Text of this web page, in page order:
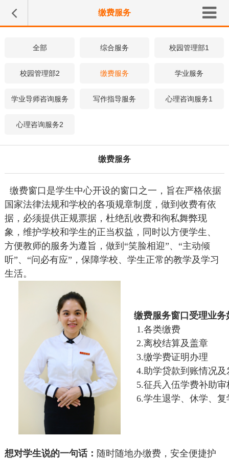
缴费服务
全部 综合服务 校园管理部1
校园管理部2 缴费服务 学业服务
学业导师咨询服务 写作指导服务 心理咨询服务1
心理咨询服务2
缴费服务
缴费窗口是学生中心开设的窗口之一，旨在严格依据
国家法律法规和学校的各项规章制度，做到收费有依
据，必须提供正规票据，杜绝乱收费和徇私舞弊现
象，维护学校和学生的正当权益，同时以方便学生、
方便教师的服务为遵旨，做到“笑脸相迎”、“主动倾
听”、“问必有应”，保障学校、学生正常的教学及学习
生活。
缴费服务窗口受理业务
1.各类缴费
2.离校结算及盖章
3.缴学费证明办理
4.助学贷款到账情况及
5.征兵入伍学费补助审
6.学生退学、休学、
想对学生说的一句话： 随时随地办缴费，安全便捷护